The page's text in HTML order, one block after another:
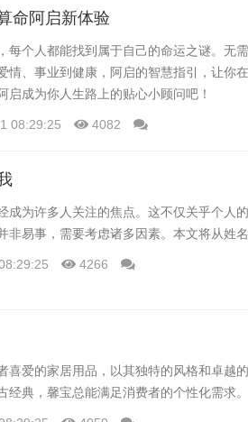
命阿启新体验
每个人都能找到属于自己的命运之谜。无
情、事业到健康，阿启的智慧指引，让你
启成为你人生路上的贴心小顾问吧！
08:29:25 4082
成为许多人关注的焦点。这不仅关乎个人
非易事，需要考虑诸多因素。本文将从姓
4266
喜爱的家居用品，以其独特的风格和卓越
经典，馨宝总能满足消费者的个性化需求